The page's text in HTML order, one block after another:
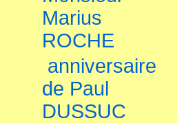
Marius
ROCHE
anniversaire
de Paul
DUSSUC